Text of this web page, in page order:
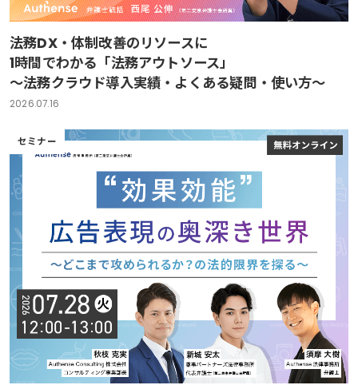
法務DX・体制改善のリソースに
1時間でわかる「法務アウトソース」
～法務クラウド導入実績・よくある疑問・使い方～
2026.07.16
セミナー